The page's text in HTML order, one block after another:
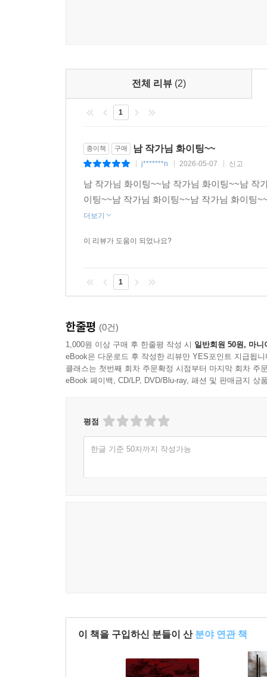
전체 리뷰 (2)
1
종이책 구매 남 작가님 화이팅~~
j*******n 2026-05-07 신고
남 작가님 화이팅~~남 작가님 화이팅~~남 작
이팅~~남 작가님 화이팅~~남 작가님 화이팅
더보기
이 리뷰가 도움이 되었나요?
1
한줄평 (0건)
1,000원 이상 구매 후 한줄평 작성 시 일반회원 50원, 마니
eBook은 다운로드 후 작성한 리뷰만 YES포인트 지급됩니
클래스는 첫번째 회차 주문확정 시점부터 마지막 회차 주
eBook 페이백, CD/LP, DVD/Blu-ray, 패션 및 판매금지 상
평점
한글 기준 50자까지 작성가능
이 책을 구입하신 분들이 산 분야 연관 책